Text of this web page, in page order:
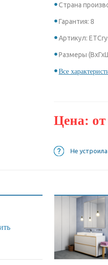
Страна
Гарантия: 8
Артикул:
Размеры
Все
Цена: от
Не